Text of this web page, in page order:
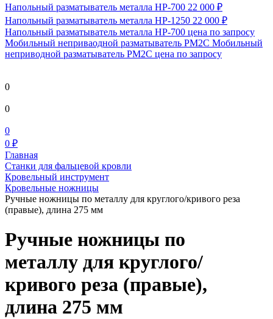
Напольный разматыватель металла HP-700 22 000 ₽
Напольный разматыватель металла HP-1250 22 000 ₽
Напольный разматыватель металла HP-700 цена по запросу
Мобильный непривaодной разматыватель РМ2С Мобильный
неприводной разматыватель РМ2С цена по запросу
0
0
0
0 ₽
Главная
Станки для фальцевой кровли
Кровельный инструмент
Кровельные ножницы
Ручные ножницы по металлу для круглого/кривого реза
(правые), длина 275 мм
Ручные ножницы по
металлу для круглого/
кривого реза (правые),
длина 275 мм